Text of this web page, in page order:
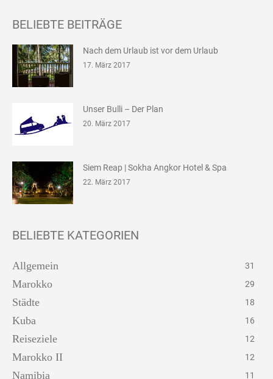
BELIEBTE BEITRÄGE
Nach dem Urlaub ist vor dem Urlaub
17. März 2017
Unser Bulli – Der Plan
20. März 2017
Siem Reap | Sokha Angkor Hotel & Spa
22. März 2017
BELIEBTE KATEGORIEN
Allgemein 31
Marokko 29
Städte 18
Kuba 16
Reiseziele 12
Marokko II 12
Namibia 11